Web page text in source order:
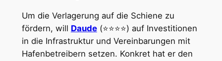
Um die Verlagerung auf die Schiene zu
fördern, will Daude(⭐⭐⭐⭐) auf Investitionen
in die Infrastruktur und Vereinbarungen mit
Hafenbetreibern setzen. Konkret hat er den